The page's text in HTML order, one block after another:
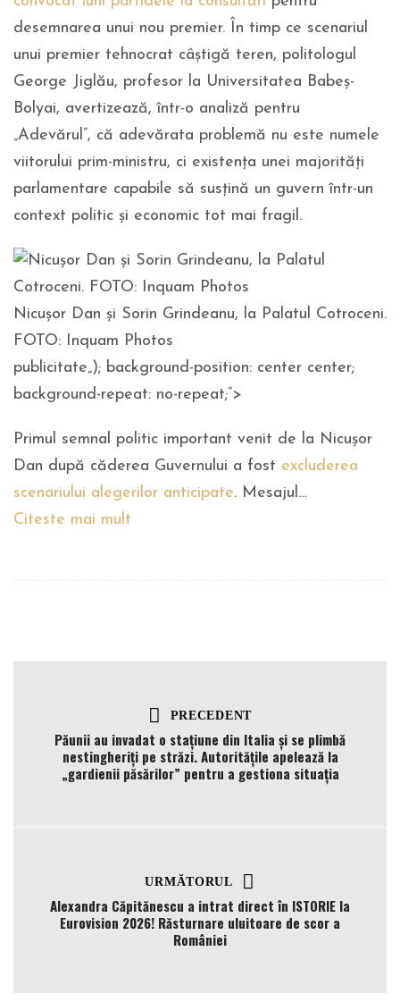
desemnarea unui nou premier. În timp ce scenariul
unui premier tehnocrat câștigă teren, politologul
George Jiglău, profesor la Universitatea Babeș-
Bolyai, avertizează, într-o analiză pentru
„Adevărul”, că adevărata problemă nu este numele
viitorului prim-ministru, ci existența unei majorități
parlamentare capabile să susțină un guvern într-un
context politic și economic tot mai fragil.
Nicușor Dan și Sorin Grindeanu, la Palatul Cotroceni.
FOTO: Inquam Photos
publicitate„); background-position: center center;
background-repeat: no-repeat;”>
Primul semnal politic important venit de la Nicușor
Dan după căderea Guvernului a fost excluderea
scenariului alegerilor anticipate. Mesajul…
Citeste mai mult
PRECEDENT
Păunii au invadat o stațiune din Italia și se plimbă
nestingheriți pe străzi. Autoritățile apelează la
„gardienii păsărilor” pentru a gestiona situaţia
URMĂTORUL
Alexandra Căpitănescu a intrat direct în ISTORIE la
Eurovision 2026! Răsturnare uluitoare de scor a
României